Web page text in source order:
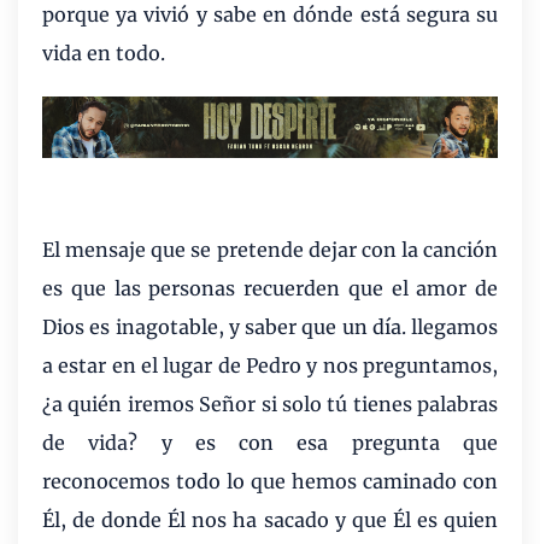
porque ya vivió y sabe en dónde está segura su
vida en todo.
El mensaje que se pretende dejar con la canción
es que las personas recuerden que el amor de
Dios es inagotable, y saber que un día. llegamos
a estar en el lugar de Pedro y nos preguntamos,
¿a quién iremos Señor si solo tú tienes palabras
de vida? y es con esa pregunta que
reconocemos todo lo que hemos caminado con
Él, de donde Él nos ha sacado y que Él es quien